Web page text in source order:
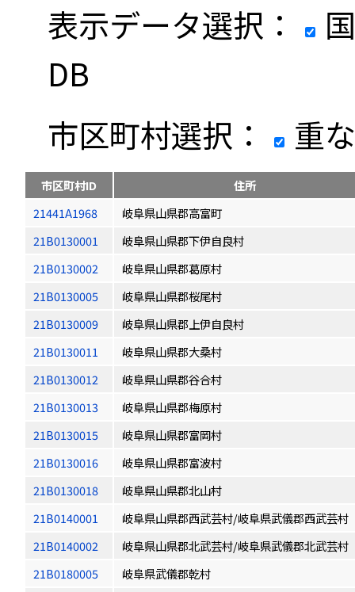
表示データ選択：
DB
市区町村選択：
重
市区町村ID
住所
21441A1968
岐阜県山県郡高富町
21B0130001
岐阜県山県郡下伊自良村
21B0130002
岐阜県山県郡葛原村
21B0130005
岐阜県山県郡桜尾村
21B0130009
岐阜県山県郡上伊自良村
21B0130011
岐阜県山県郡大桑村
21B0130012
岐阜県山県郡谷合村
21B0130013
岐阜県山県郡梅原村
21B0130015
岐阜県山県郡富岡村
21B0130016
岐阜県山県郡富波村
21B0130018
岐阜県山県郡北山村
21B0140001
岐阜県山県郡西武芸村/岐阜県武儀郡西武芸村
21B0140002
岐阜県山県郡北武芸村/岐阜県武儀郡北武芸村
21B0180005
岐阜県武儀郡乾村